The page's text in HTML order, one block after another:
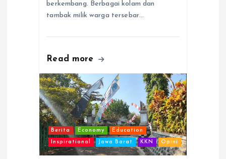
berkembang. Berbagai kolam dan
tambak milik warga tersebar…
Read more
Berita Economy Education
Inspirational Jawa Barat KKN Opini